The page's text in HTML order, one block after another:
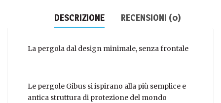
DESCRIZIONE RECENSIONI (0)
La pergola dal design minimale, senza frontale
Le pergole Gibus si ispirano alla più semplice e
antica struttura di protezione del mondo